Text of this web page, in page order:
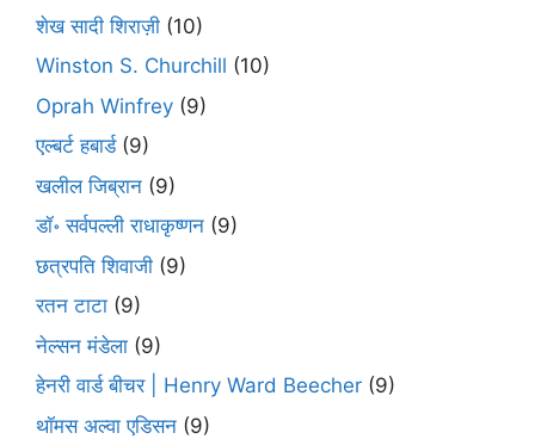
शेख सादी शिराज़ी (10)
Winston S. Churchill (10)
Oprah Winfrey (9)
एल्बर्ट हबार्ड(9)
खलील जिब्रान (9)
डॉ॰ सर्वपल्ली राधाकृष्णन (9)
छत्रपति शिवाजी (9)
रतन टाटा (9)
नेल्सन मंडेला (9)
हेनरी वार्ड बीचर | Henry Ward Beecher (9)
थॉमस अल्वा एडिसन (9)